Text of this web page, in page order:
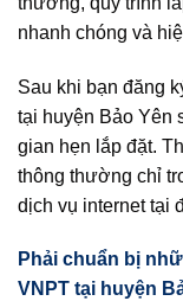
nhanh chóng và
Sau khi bạn đăng
tại huyện Bảo Yên
gian hẹn lắp đặt.
thông thường chỉ
dịch vụ internet tại
Phải chuẩn bị
VNPT tại huyện